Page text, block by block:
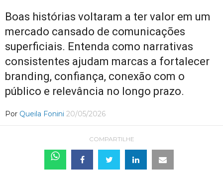
Boas histórias voltaram a ter valor em um
mercado cansado de comunicações
superficiais. Entenda como narrativas
consistentes ajudam marcas a fortalecer
branding, confiança, conexão com o
público e relevância no longo prazo.
Por Queila Fonini 20/05/2026
COMPARTILHE